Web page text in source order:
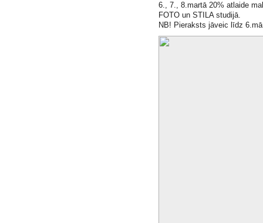
6., 7., 8.martā 20% atlaide
FOTO un STILA studijā.
NB! Pieraksts jāveic līdz